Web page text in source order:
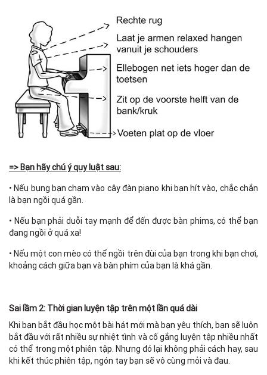
=> Bạn hãy chú ý quy luật sau:
• Nếu bụng bạn chạm vào cây đàn piano khi bạn hít vào, chắc chắn
là bạn ngồi quá gần.
• Nếu bạn phải duỗi tay mạnh để đến được bàn phims, có thể bạn
đang ngồi ở quá xa!
• Nếu một con mèo có thể ngồi trên đùi của bạn trong khi bạn chơi,
khoảng cách giữa bạn và bàn phím của bạn là khá gần.
Sai lầm 2: Thời gian luyện tập trên một lần quá dài
Khi bạn bắt đầu học một bài hát mới mà bạn yêu thích, bạn sẽ luôn
bắt đầu với rất nhiều sự nhiệt tình và cố gắng luyện tập nhiều nhất
có thể trong một phiên tập. Nhưng đó lại không phải cách hay, sau
khi kết thúc phiên tập, ngón tay bạn sẽ vô cùng mỏi và đau.